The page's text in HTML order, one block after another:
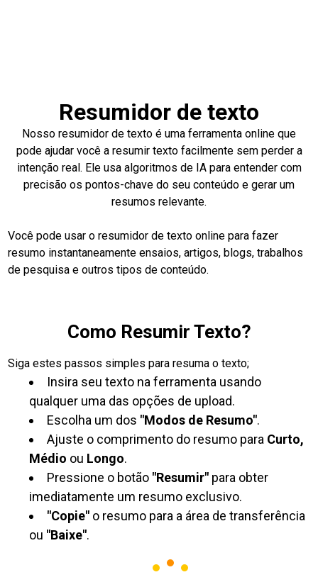
Resumidor de texto
Nosso resumidor de texto é uma ferramenta online que
pode ajudar você a resumir texto facilmente sem perder a
intenção real. Ele usa algoritmos de IA para entender com
precisão os pontos-chave do seu conteúdo e gerar um
resumos relevante.
Você pode usar o resumidor de texto online para fazer
resumo instantaneamente ensaios, artigos, blogs, trabalhos
de pesquisa e outros tipos de conteúdo.
Como Resumir Texto?
Siga estes passos simples para resuma o texto;
Insira seu texto na ferramenta usando
qualquer uma das opções de upload.
Escolha um dos "Modos de Resumo".
Ajuste o comprimento do resumo para Curto,
Médio ou Longo.
Pressione o botão "Resumir" para obter
imediatamente um resumo exclusivo.
"Copie" o resumo para a área de transferência
ou "Baixe".